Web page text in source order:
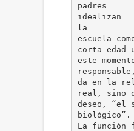
padres
idealizan
la
escuela
corta edad
este
da en la
real, sino
deseo, “el
biológico”.
La función